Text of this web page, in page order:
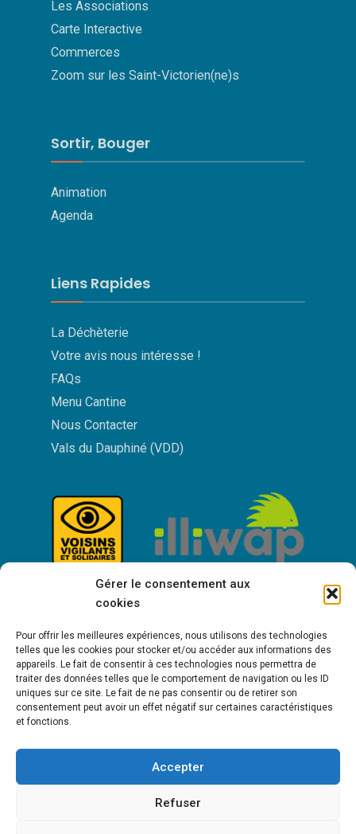
Gérer le consentement aux
cookies
Pour offrir les meilleures expériences, nous utilisons des technologies
telles que les cookies pour stocker et/ou accéder aux informations des
appareils. Le fait de consentir à ces technologies nous permettra de
traiter des données telles que le comportement de navigation ou les ID
uniques sur ce site. Le fait de ne pas consentir ou de retirer son
consentement peut avoir un effet négatif sur certaines caractéristiques
et fonctions.
Accepter
Refuser
Les Associations
Carte Interactive
Commerces
Zoom sur les Saint-Victorien(ne)s
Sortir, Bouger
Animation
Agenda
Liens Rapides
La Déchèterie
Votre avis nous intéresse !
FAQs
Menu Cantine
Nous Contacter
Vals du Dauphiné (VDD)
Bienvenue à Saint-Victor de Cessieu !